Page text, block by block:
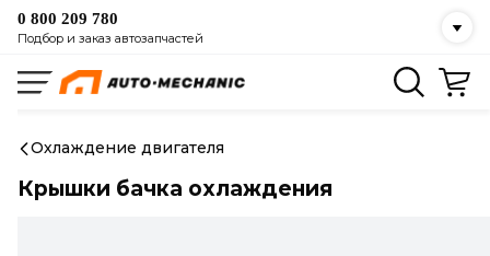
0 800 209 780
Подбор и заказ автозапчастей
Охлаждение двигателя
Крышки бачка охлаждения